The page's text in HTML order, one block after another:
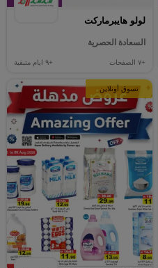
لولو هايبرماركت
السعادة الحصرية
+٧ الصفحات +٩ ايام متبقية
تسوق أونلاين